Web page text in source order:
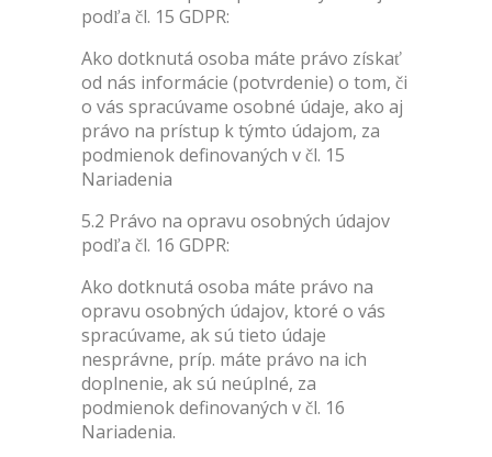
podľa čl. 15 GDPR:
Ako dotknutá osoba máte právo získať
od nás informácie (potvrdenie) o tom, či
o vás spracúvame osobné údaje, ako aj
právo na prístup k týmto údajom, za
podmienok definovaných v čl. 15
Nariadenia
5.2 Právo na opravu osobných údajov
podľa čl. 16 GDPR:
Ako dotknutá osoba máte právo na
opravu osobných údajov, ktoré o vás
spracúvame, ak sú tieto údaje
nesprávne, príp. máte právo na ich
doplnenie, ak sú neúplné, za
podmienok definovaných v čl. 16
Nariadenia.